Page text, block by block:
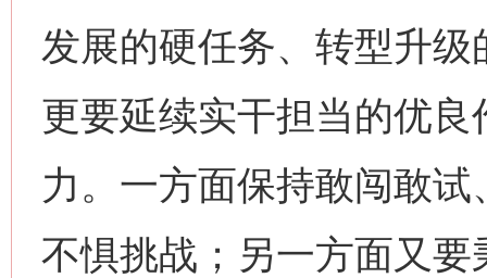
发展的硬任务、转型升
更要延续实干担当的优
力。一方面保持敢闯敢
不惧挑战；另一方面又要